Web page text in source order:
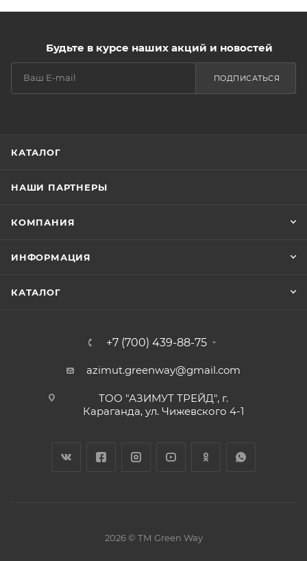
Будьте в курсе наших акций и новостей
ПОДПИСАТЬСЯ
КАТАЛОГ
НАШИ ПАРТНЕРЫ
КОМПАНИЯ
ИНФОРМАЦИЯ
КАТАЛОГ
+7 (700) 439-88-75
azimut.greenway@gmail.com
ТОО "АЗИМУТ ТРЕЙД", г.
Караганда, ул. Чижевского 4-1
2026 © ТМ Green Way